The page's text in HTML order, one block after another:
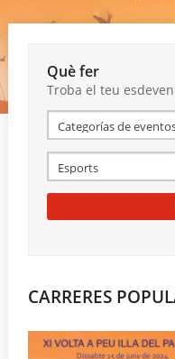
València en esport
Reserves
Què fer
Troba el teu
CARRERES